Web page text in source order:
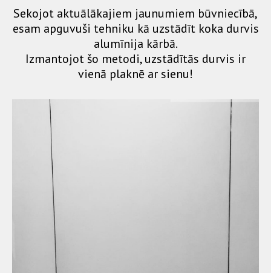
Sekojot aktuālākajiem jaunumiem būvniecībā,
esam apguvuši tehniku kā uzstādīt koka durvis
alumīnija kārbā.
Izmantojot šo metodi, uzstādītās durvis ir
vienā plaknē ar sienu!